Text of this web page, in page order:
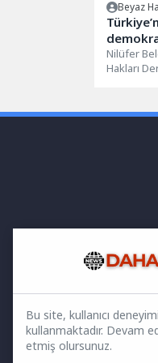
Beyaz
Nilüfer
Hakları
Bu site, kullanıcı
kullanmaktadır. Devam
etmiş olursunuz.